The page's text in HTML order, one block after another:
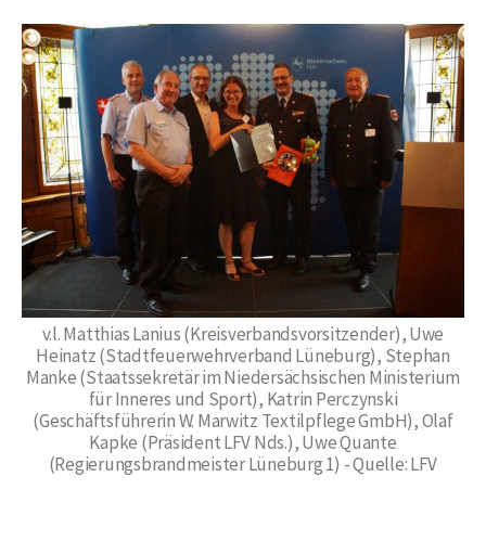
v.l. Matthias Lanius (Kreisverbandsvorsitzender), Uwe
Heinatz (Stadtfeuerwehrverband Lüneburg), Stephan
Manke (Staatssekretär im Niedersächsischen Ministerium
für Inneres und Sport), Katrin Perczynski
(Geschäftsführerin W. Marwitz Textilpflege GmbH), Olaf
Kapke (Präsident LFV Nds.), Uwe Quante
(Regierungsbrandmeister Lüneburg 1) - Quelle: LFV